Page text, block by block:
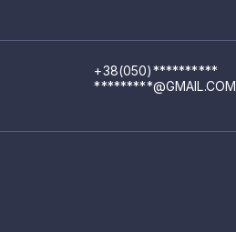
+38(050)**********
*********@GMAIL.COM